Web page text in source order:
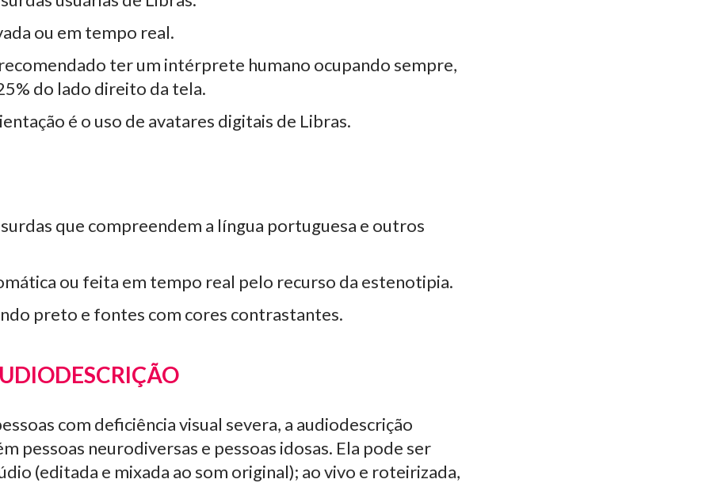
ou em tempo real.
ter um intérprete humano ocupando sempre,
do lado direito da tela.
é o uso de avatares digitais de Libras.
surdas que compreendem a língua portuguesa e outros
ou feita em tempo real pelo recurso da estenotipia.
preto e fontes com cores contrastantes.
com deficiência visual severa, a audiodescrição
pessoas neurodiversas e pessoas idosas. Ela pode ser
(editada e mixada ao som original); ao vivo e roteirizada,